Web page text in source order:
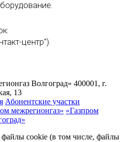
центр").
Волгоград» 400001, г.
13
Абонентские участки
межрегионгаз» «Газпром
cookie (в том числе, файлы